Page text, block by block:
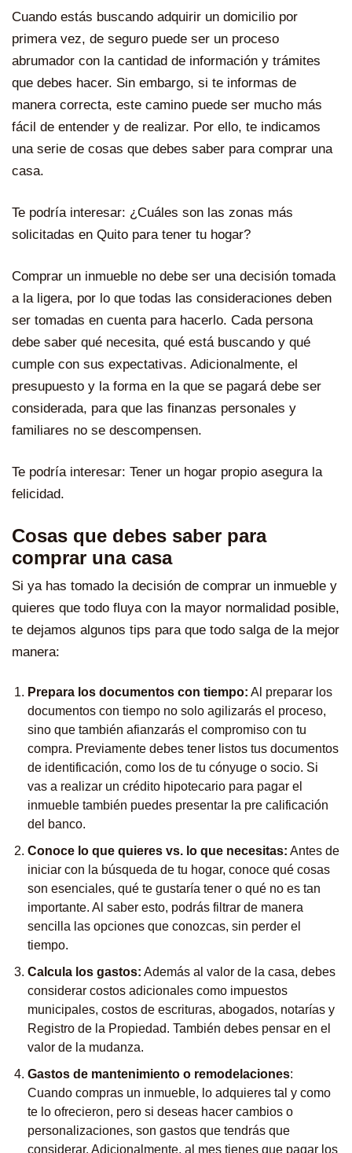
Cuando estás buscando adquirir un domicilio por
primera vez, de seguro puede ser un proceso
abrumador con la cantidad de información y trámites
que debes hacer. Sin embargo, si te informas de
manera correcta, este camino puede ser mucho más
fácil de entender y de realizar. Por ello, te indicamos
una serie de cosas que debes saber para comprar una
casa.
Te podría interesar: ¿Cuáles son las zonas más
solicitadas en Quito para tener tu hogar?
Comprar un inmueble no debe ser una decisión tomada
a la ligera, por lo que todas las consideraciones deben
ser tomadas en cuenta para hacerlo. Cada persona
debe saber qué necesita, qué está buscando y qué
cumple con sus expectativas. Adicionalmente, el
presupuesto y la forma en la que se pagará debe ser
considerada, para que las finanzas personales y
familiares no se descompensen.
Te podría interesar: Tener un hogar propio asegura la
felicidad.
Cosas que debes saber para
comprar una casa
Si ya has tomado la decisión de comprar un inmueble y
quieres que todo fluya con la mayor normalidad posible,
te dejamos algunos tips para que todo salga de la mejor
manera:
Prepara los documentos con tiempo: Al preparar los
documentos con tiempo no solo agilizarás el proceso,
sino que también afianzarás el compromiso con tu
compra. Previamente debes tener listos tus documentos
de identificación, como los de tu cónyuge o socio. Si
vas a realizar un crédito hipotecario para pagar el
inmueble también puedes presentar la pre calificación
del banco.
Conoce lo que quieres vs. lo que necesitas: Antes de
iniciar con la búsqueda de tu hogar, conoce qué cosas
son esenciales, qué te gustaría tener o qué no es tan
importante. Al saber esto, podrás filtrar de manera
sencilla las opciones que conozcas, sin perder el
tiempo.
Calcula los gastos: Además al valor de la casa, debes
considerar costos adicionales como impuestos
municipales, costos de escrituras, abogados, notarías y
Registro de la Propiedad. También debes pensar en el
valor de la mudanza.
Gastos de mantenimiento o remodelaciones:
Cuando compras un inmueble, lo adquieres tal y como
te lo ofrecieron, pero si deseas hacer cambios o
personalizaciones, son gastos que tendrás que
considerar. Adicionalmente, al mes tienes que pagar los